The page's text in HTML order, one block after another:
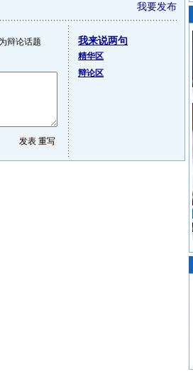
我要发布
辩论话题 我来说两句
精华区
辩论区